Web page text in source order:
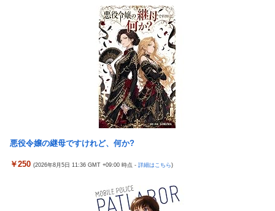
【崩壊:スターレイル】Gift+シリーズ「ファイノン 列車周遊記
Ver.」フィギュア【予約開始】
【アークナイツ】Cutiesシリーズ「アンジェリーナ」「テキー
ラ」デフォルメフィギュア【彩色原型公開】
【崩壊:スターレイル】ミートス「火花」フィギュア【予約開始】
【艦これ】みんなもう終わってそうだから聞くんだけど E3-2って
サブの穴が空いてないダイハツ駆逐並べて 高速＋とかしてるとア
【艦これ】酔って妹に絡むアブルッツィ 他
Bang!!MV」公開！さらに「体験版」の配信が決定！
【二次エ□】 信濃(アズールレーン)ママの服の中でばぶばぶ甘え
季無冠でも初受賞か!?海外ファンが考える本命とは!?【海外の反
【朗報】オルタニキは欲しいもの全部もらったな
【ウマ娘】アスリート的な美しさがあるスーパークリーク、いい
悪役令嬢の継母ですけれど、何か?
￥250 (2026年8月5日 11:36 GMT +09:00 時点 - 詳細はこちら)